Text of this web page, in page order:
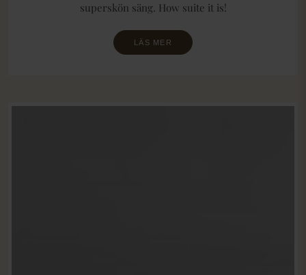
superskön säng. How suite it is!
LÄS MER